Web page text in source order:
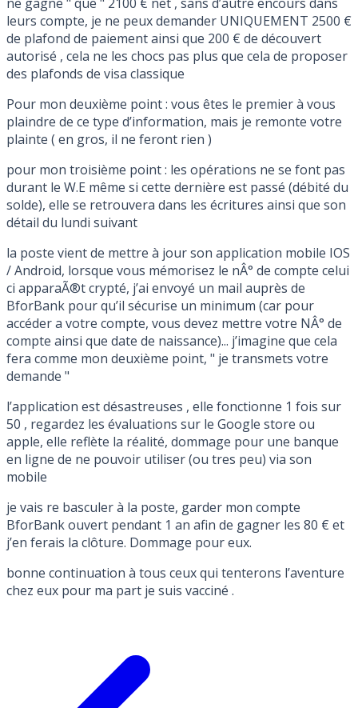
leurs compte, je ne peux demander UNIQUEMENT 2500 €
de plafond de paiement ainsi que 200 € de découvert
autorisé , cela ne les chocs pas plus que cela de proposer
des plafonds de visa classique
Pour mon deuxième point : vous êtes le premier à vous
plaindre de ce type d’information, mais je remonte votre
plainte ( en gros, il ne feront rien )
pour mon troisième point : les opérations ne se font pas
durant le W.E même si cette dernière est passé (débité du
solde), elle se retrouvera dans les écritures ainsi que son
détail du lundi suivant
la poste vient de mettre à jour son application mobile IOS
/ Android, lorsque vous mémorisez le nÂ° de compte celui
ci apparaÃ®t crypté, j’ai envoyé un mail auprès de
BforBank pour qu’il sécurise un minimum (car pour
accéder a votre compte, vous devez mettre votre NÂ° de
compte ainsi que date de naissance)... j’imagine que cela
fera comme mon deuxième point, " je transmets votre
demande "
l’application est désastreuses , elle fonctionne 1 fois sur
50 , regardez les évaluations sur le Google store ou
apple, elle reflète la réalité, dommage pour une banque
en ligne de ne pouvoir utiliser (ou tres peu) via son
mobile
je vais re basculer à la poste, garder mon compte
BforBank ouvert pendant 1 an afin de gagner les 80 € et
j’en ferais la clôture. Dommage pour eux.
bonne continuation à tous ceux qui tenterons l’aventure
chez eux pour ma part je suis vacciné .